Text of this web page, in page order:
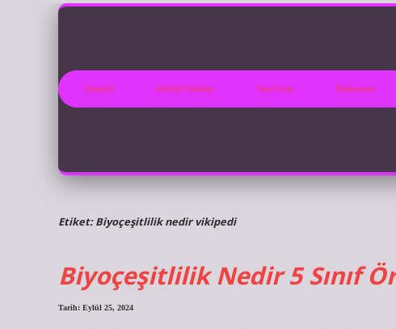
Anasayfa Gizlilik Politikası Yasal Uyarı Hakkımızda
Etiket:Biyoçeşitlilik nedir vikipedi
Biyoçeşitlilik Nedir 5 Sınıf
Tarih: Eylül 25, 2024